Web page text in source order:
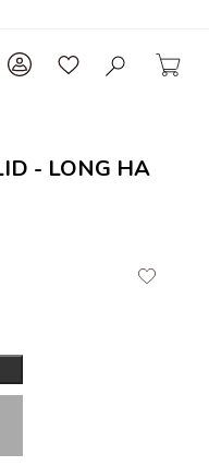
- LONG HA